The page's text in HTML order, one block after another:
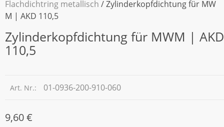
Flachdichtring metallisch / Zylinderkopfdichtung für MW
M | AKD 110,5
Zylinderkopfdichtung für MWM | AKD
110,5
Art. Nr.: 01-0936-200-910-060
9,60€